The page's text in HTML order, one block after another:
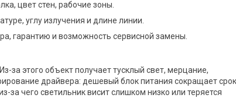
цвет стен, рабочие зоны.
углу излучения и длине линии.
гарантию и возможность сервисной замены.
за этого объект получает тусклый свет, мерцание,
драйвера: дешевый блок питания сокращает срок
чего светильник висит слишком низко или теряется